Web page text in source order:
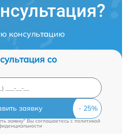
консультацию
со
заявку
заявку" Вы соглашаетесь cполитикой